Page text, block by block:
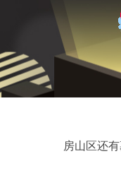
房山区还